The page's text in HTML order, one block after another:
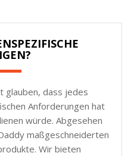
glauben, dass jedes
Anforderungen hat
würde. Abgesehen
maßgeschneiderten
Wir bieten